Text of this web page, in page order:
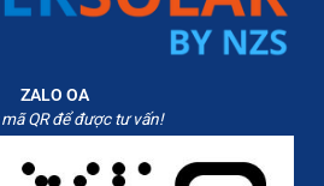
ZALO OA
mã QR để được tư vấn!